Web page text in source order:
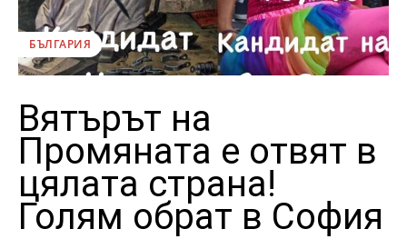
БЪЛГАРИЯ
Вятърът на
Промяната е отвят в
цялата страна!
Голям обрат в София